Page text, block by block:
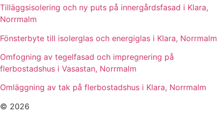
Tilläggsisolering och ny puts på innergårdsfasad i Klara,
Norrmalm
Fönsterbyte till isolerglas och energiglas i Klara, Norrmalm
Omfogning av tegelfasad och impregnering på
flerbostadshus i Vasastan, Norrmalm
Omläggning av tak på flerbostadshus i Klara, Norrmalm
© 2026